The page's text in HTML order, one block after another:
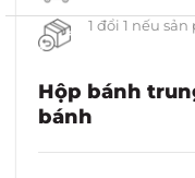
1 đổi 1 nếu
Hộp bánh
bánh